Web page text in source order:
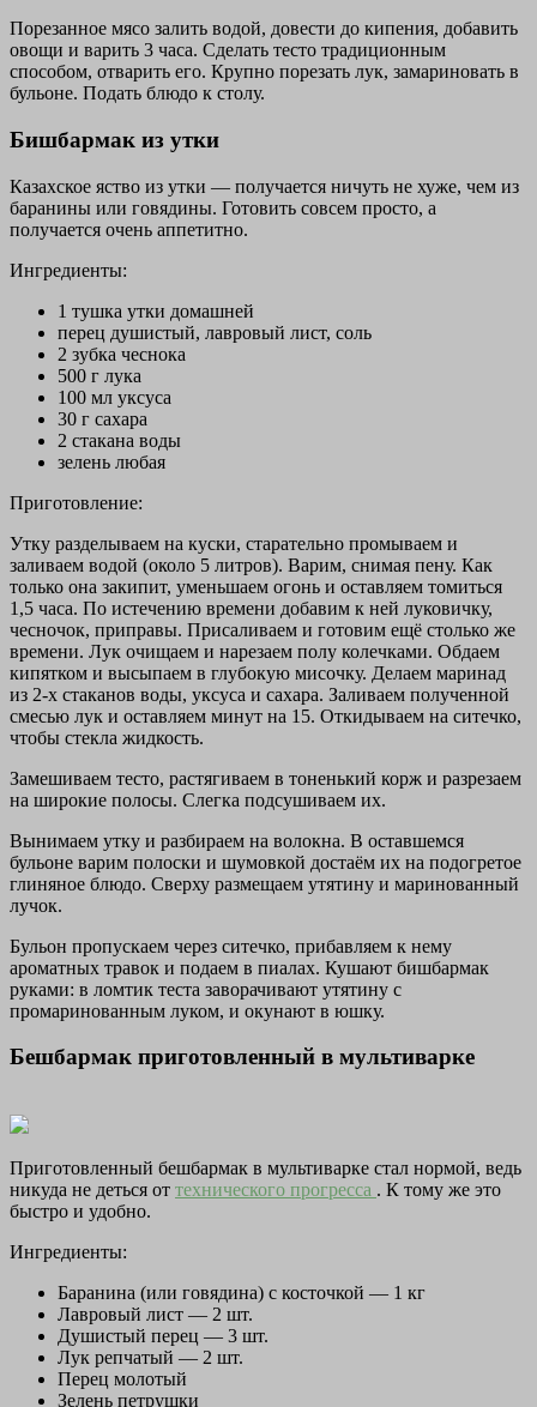
Порезанное мясо залить водой, довести до кипения, добавить
овощи и варить 3 часа. Сделать тесто традиционным
способом, отварить его. Крупно порезать лук, замариновать в
бульоне. Подать блюдо к столу.
Бишбармак из утки
Казахское яство из утки — получается ничуть не хуже, чем из
баранины или говядины. Готовить совсем просто, а
получается очень аппетитно.
Ингредиенты:
1 тушка утки домашней
перец душистый, лавровый лист, соль
2 зубка чеснока
500 г лука
100 мл уксуса
30 г сахара
2 стакана воды
зелень любая
Приготовление:
Утку разделываем на куски, старательно промываем и
заливаем водой (около 5 литров). Варим, снимая пену. Как
только она закипит, уменьшаем огонь и оставляем томиться
1,5 часа. По истечению времени добавим к ней луковичку,
чесночок, приправы. Присаливаем и готовим ещё столько же
времени. Лук очищаем и нарезаем полу колечками. Обдаем
кипятком и высыпаем в глубокую мисочку. Делаем маринад
из 2-х стаканов воды, уксуса и сахара. Заливаем полученной
смесью лук и оставляем минут на 15. Откидываем на ситечко,
чтобы стекла жидкость.
Замешиваем тесто, растягиваем в тоненький корж и разрезаем
на широкие полосы. Слегка подсушиваем их.
Вынимаем утку и разбираем на волокна. В оставшемся
бульоне варим полоски и шумовкой достаём их на подогретое
глиняное блюдо. Сверху размещаем утятину и маринованный
лучок.
Бульон пропускаем через ситечко, прибавляем к нему
ароматных травок и подаем в пиалах. Кушают бишбармак
руками: в ломтик теста заворачивают утятину с
промаринованным луком, и окунают в юшку.
Бешбармак приготовленный в мультиварке
Приготовленный бешбармак в мультиварке стал нормой, ведь
никуда не деться от технического прогресса . К тому же это
быстро и удобно.
Ингредиенты:
Баранина (или говядина) с косточкой — 1 кг
Лавровый лист — 2 шт.
Душистый перец — 3 шт.
Лук репчатый — 2 шт.
Перец молотый
Зелень петрушки